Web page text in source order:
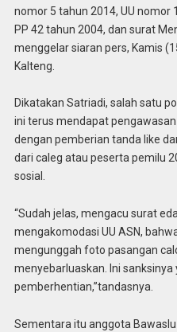
nomor 5 tahun 2014, UU nomor
PP 42 tahun 2004, dan surat
menggelar siaran pers, Kamis
Kalteng.
Dikatakan Satriadi, salah satu
ini terus mendapat
dengan pemberian tanda like
dari caleg atau peserta pemilu
sosial.
“Sudah jelas, mengacu surat
mengakomodasi UU ASN,
mengunggah foto pasangan
menyebarluaskan. Ini
pemberhentian,”tandasnya.
Sementara itu anggota